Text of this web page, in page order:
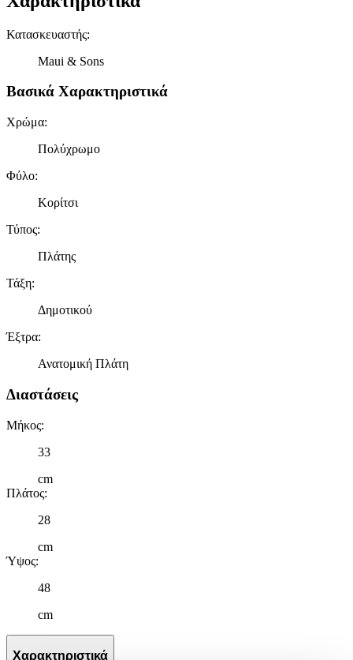
Κατασκευαστής:
Maui & Sons
Βασικά Χαρακτηριστικά
Χρώμα:
Πολύχρωμο
Φύλο:
Κορίτσι
Τύπος:
Πλάτης
Τάξη:
Δημοτικού
Έξτρα:
Ανατομική Πλάτη
Διαστάσεις
Μήκος:
33
cm
Πλάτος:
28
cm
Ύψος:
48
cm
Χαρακτηριστικά